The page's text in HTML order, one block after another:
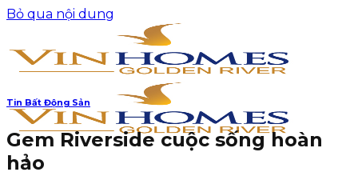
Bỏ qua nội dung
Tin Bất Động Sản
Gem Riverside cuộc sống hoàn
hảo